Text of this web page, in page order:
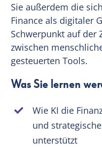
Sie außerdem die
Finance als digitaler
Schwerpunkt auf der
zwischen
gesteuerten Tools.
Was Sie lernen
Wie KI die
und
unterstützt